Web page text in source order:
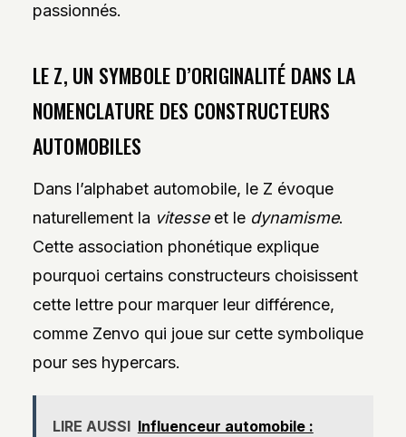
passionnés.
LE Z, UN SYMBOLE D’ORIGINALITÉ DANS LA
NOMENCLATURE DES CONSTRUCTEURS
AUTOMOBILES
Dans l’alphabet automobile, le Z évoque
naturellement la vitesseet le dynamisme.
Cette association phonétique explique
pourquoi certains constructeurs choisissent
cette lettre pour marquer leur différence,
comme Zenvo qui joue sur cette symbolique
pour ses hypercars.
LIRE AUSSI Influenceur automobile :